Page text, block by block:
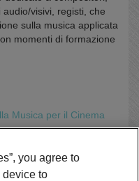
visivi, registi, che
sulla musica applicata
momenti di formazione
Musica per il Cinema
you agree to
device to